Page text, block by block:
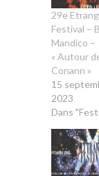
29e
Festival –
Mandico –
« Autour
Conann »
15
2023
Dans